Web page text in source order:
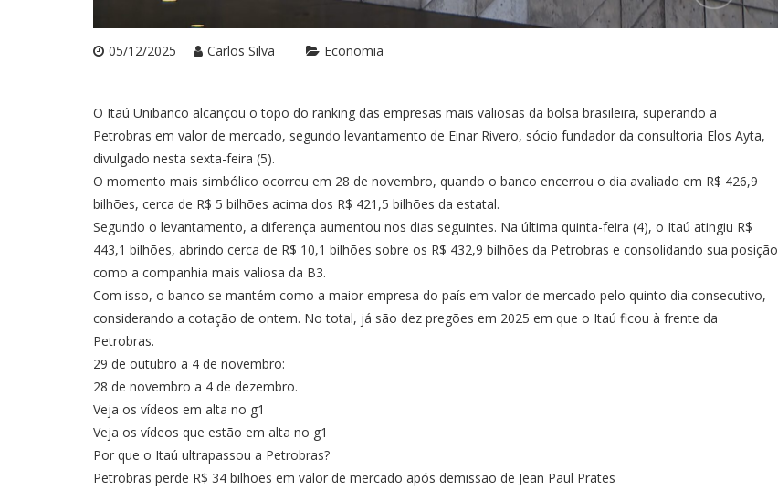
05/12/2025 Carlos Silva Economia
O Itaú Unibanco alcançou o topo do ranking das empresas mais valiosas da bolsa brasileira, superando a
Petrobras em valor de mercado, segundo levantamento de Einar Rivero, sócio fundador da consultoria Elos Ayta,
divulgado nesta sexta-feira (5).
O momento mais simbólico ocorreu em 28 de novembro, quando o banco encerrou o dia avaliado em R$ 426,9
bilhões, cerca de R$ 5 bilhões acima dos R$ 421,5 bilhões da estatal.
Segundo o levantamento, a diferença aumentou nos dias seguintes. Na última quinta-feira (4), o Itaú atingiu R$
443,1 bilhões, abrindo cerca de R$ 10,1 bilhões sobre os R$ 432,9 bilhões da Petrobras e consolidando sua posição
como a companhia mais valiosa da B3.
Com isso, o banco se mantém como a maior empresa do país em valor de mercado pelo quinto dia consecutivo,
considerando a cotação de ontem. No total, já são dez pregões em 2025 em que o Itaú ficou à frente da
Petrobras.
29 de outubro a 4 de novembro:
28 de novembro a 4 de dezembro.
Veja os vídeos em alta no g1
Veja os vídeos que estão em alta no g1
Por que o Itaú ultrapassou a Petrobras?
Petrobras perde R$ 34 bilhões em valor de mercado após demissão de Jean Paul Prates